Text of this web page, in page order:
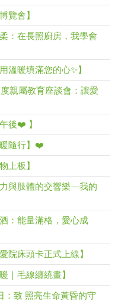
覽會】
：在長照廚房，我學會
溫暖填滿您的心✨】
親屬教育座談會：讓愛
後❤️ 】
隨行】❤️
上板】
與肢體的交響樂—我的
：能量滿格，愛心成
院床頭卡正式上線】
｜毛線纏繞畫】
：致 照亮生命黃昏的守